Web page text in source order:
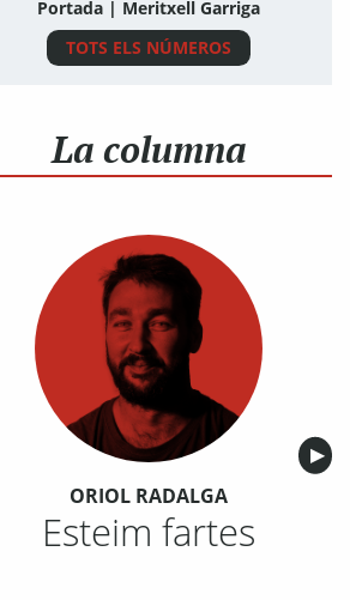
Portada | Meritxell Garriga
TOTS ELS NÚMEROS
La columna
▶︎
ORIOL RADALGA
Esteim fartes